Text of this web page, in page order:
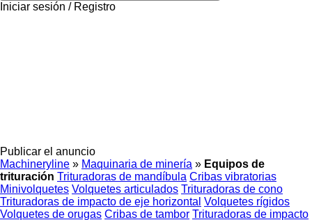
Iniciar sesión / Registro
Publicar el anuncio
Machineryline » Maquinaria de minería » Equipos de
trituración Trituradoras de mandíbula Cribas vibratorias
Minivolquetes Volquetes articulados Trituradoras de cono
Trituradoras de impacto de eje horizontal Volquetes rígidos
Volquetes de orugas Cribas de tambor Trituradoras de impacto